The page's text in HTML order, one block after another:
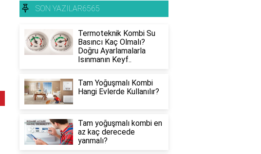
SON YAZILAR6565
Termoteknik Kombi Su
Basıncı Kaç Olmalı?
Doğru Ayarlamalarla
Isınmanın Keyf..
Tam Yoğuşmalı Kombi
Hangi Evlerde Kullanılır?
Tam yoğuşmalı kombi en
az kaç derecede
yanmalı?